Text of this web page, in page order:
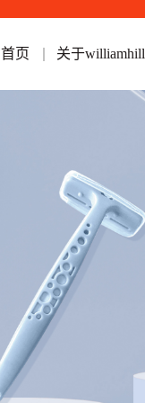
首页 关于williamhill